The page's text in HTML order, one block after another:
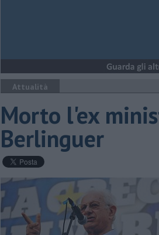
Attualità
Morto l'ex
Berlinguer